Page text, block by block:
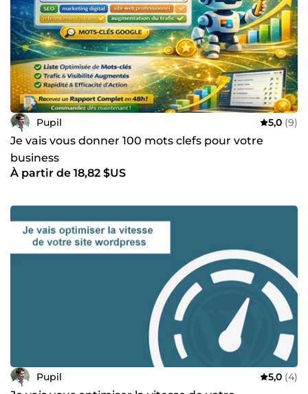
Pupil 5,0 (9)
Je vais vous donner 100 mots clefs pour votre
business
À partir de 18,82 $US
Pupil 5,0 (4)